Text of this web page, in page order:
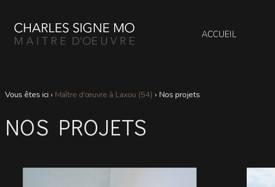
ACCUEIL
Vous êtes ici › Maître d'œuvre à Laxou (54) › Nos projets
NOS PROJETS